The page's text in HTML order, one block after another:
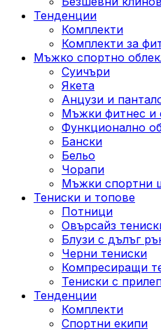
Тенденции
Комплекти
Комплекти за
Мъжко спортно
Суичъри
Якета
Aнцузи и
Mъжки фитнес
Функционално
Бански
Бельо
Чорапи
Mъжки спортни
Тениски и топове
Потници
Овърсайз
Блузи с дълъг
Черни тениски
Компресиращи
Тениски с
Тенденции
Комплекти
Спортни екипи